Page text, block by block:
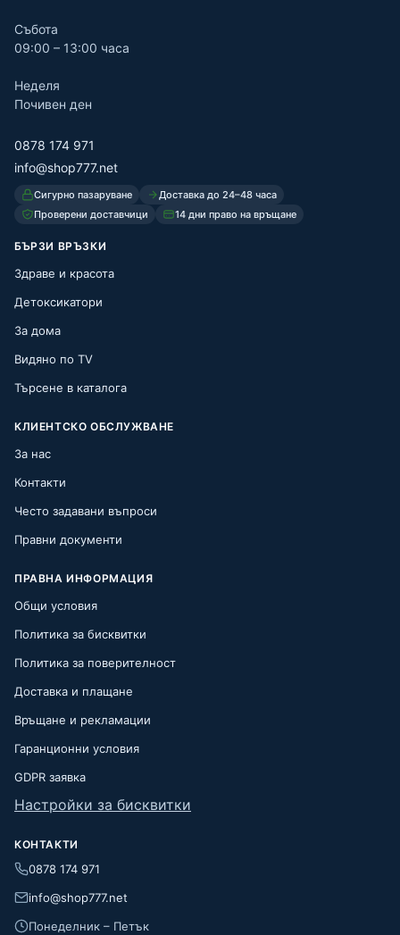
Събота
09:00 – 13:00 часа
Неделя
Почивен ден
0878 174 971
info@shop777.net
Сигурно пазаруване
Доставка до 24–48 часа
Проверени доставчици
14 дни право на връщане
БЪРЗИ ВРЪЗКИ
Здраве и красота
Детоксикатори
За дома
Видяно по TV
Търсене в каталога
КЛИЕНТСКО ОБСЛУЖВАНЕ
За нас
Контакти
Често задавани въпроси
Правни документи
ПРАВНА ИНФОРМАЦИЯ
Общи условия
Политика за бисквитки
Политика за поверителност
Доставка и плащане
Връщане и рекламации
Гаранционни условия
GDPR заявка
Настройки за бисквитки
КОНТАКТИ
0878 174 971
info@shop777.net
Понеделник – Петък